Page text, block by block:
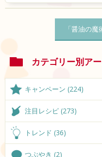
「醤油の
カテゴリー別ア
キャンペーン (224)
注目レシピ (273)
トレンド (36)
つぶやき (2)